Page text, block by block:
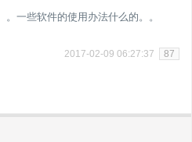
一些软件的使用办法什么的。。
2017-02-09 06:27:37 87